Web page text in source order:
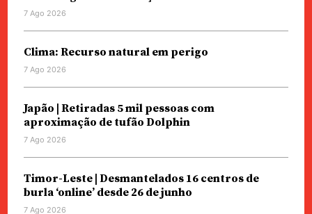
7 Ago 2026
Clima: Recurso natural em perigo
7 Ago 2026
Japão | Retiradas 5 mil pessoas com
aproximação de tufão Dolphin
7 Ago 2026
Timor-Leste | Desmantelados 16 centros de
burla ‘online’ desde 26 de junho
7 Ago 2026